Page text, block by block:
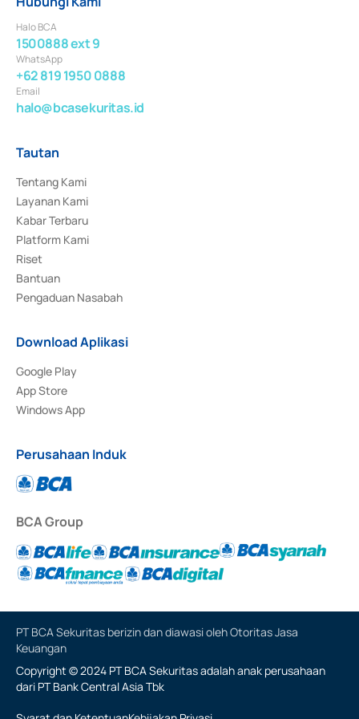
Halo BCA
1500888 ext 9
WhatsApp
+62 819 1950 0888
Email
halo@bcasekuritas.id
Tautan
Tentang Kami
Layanan Kami
Kabar Terbaru
Platform Kami
Riset
Bantuan
Pengaduan Nasabah
Download Aplikasi
Google Play
App Store
Windows App
Perusahaan Induk
BCA Group
PT BCA Sekuritas berizin dan diawasi oleh Otoritas Jasa
Keuangan
Copyright © 2024 PT BCA Sekuritas adalah anak perusahaan
dari PT Bank Central Asia Tbk